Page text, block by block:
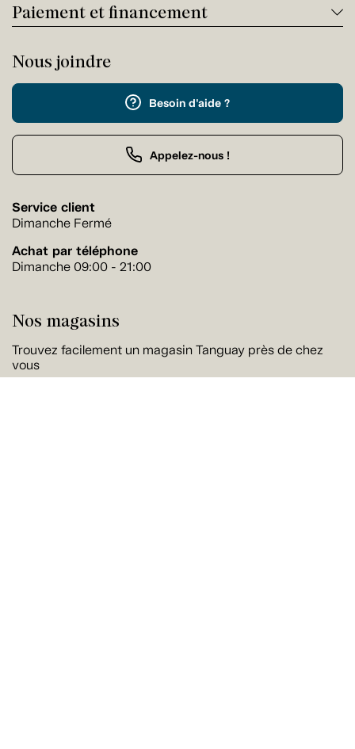
Paiement et financement
Nous joindre
Besoin d'aide ?
Appelez-nous !
Service client
Dimanche Fermé
Achat par téléphone
Dimanche 09:00 - 21:00
Nos magasins
Trouvez facilement un magasin Tanguay près de chez
vous